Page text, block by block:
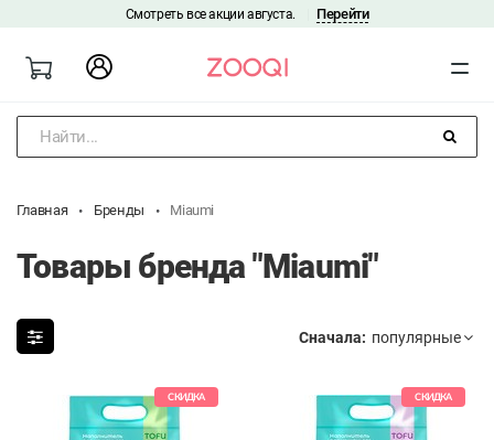
Смотреть все акции августа. Перейти
Найти...
Главная Бренды Miaumi
Товары бренда "Miaumi"
Сначала:
СКИДКА СКИДКА